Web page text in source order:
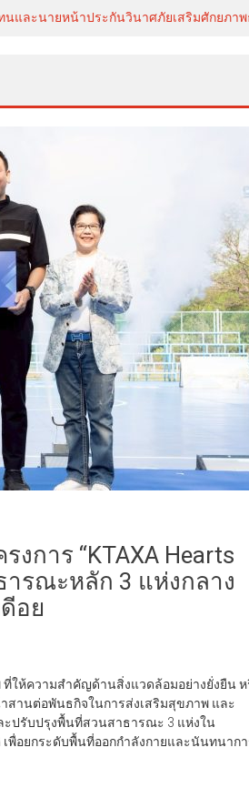
นและนายหน้าประกันวินาศภัยเสริมศักยภา
การ “KTAXA Hearts
ารณะหลัก 3 แห่งกลาง
อย
ให้ความสำคัญด้านสิ่งแวดล้อมอย่างยั่งยืน ห
าสานต่อพันธกิจในการส่งเสริมสุขภาพ และ
ปรับปรุงพื้นที่สวนสาธารณะ 3 แห่งใน
พื่อยกระดับพื้นที่ออกกำลังกายและนันทนากา